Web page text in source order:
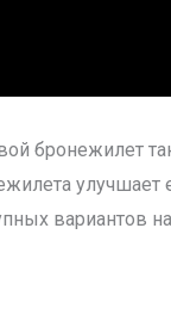
бронежилет
вариантов